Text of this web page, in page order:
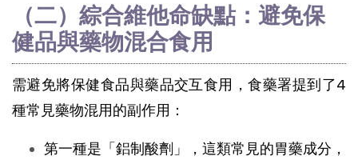
（二）綜合維他命缺點：避免保
健品與藥物混合食用
需避免將保健食品與藥品交互食用，食藥署提到了4
種常見藥物混用的副作用：
第一種是「鋁制酸劑」，這類常見的胃藥成分，